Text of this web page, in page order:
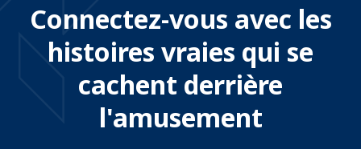
Connectez-vous avec les
histoires vraies qui se
cachent derrière
l'amusement